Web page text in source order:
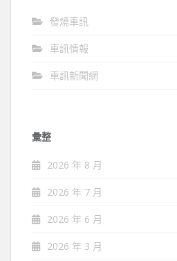
發燒車訊
車訊情報
車訊新聞網
彙整
2026 年 8 月
2026 年 7 月
2026 年 6 月
2026 年 3 月